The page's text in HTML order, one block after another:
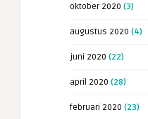
oktober 2020 (3)
augustus 2020 (4)
juni 2020 (22)
april 2020 (28)
februari 2020 (23)